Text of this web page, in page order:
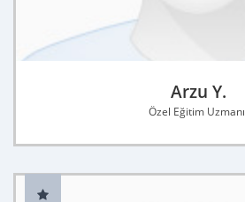
Arzu Y.
Özel Eğitim Uzmanı